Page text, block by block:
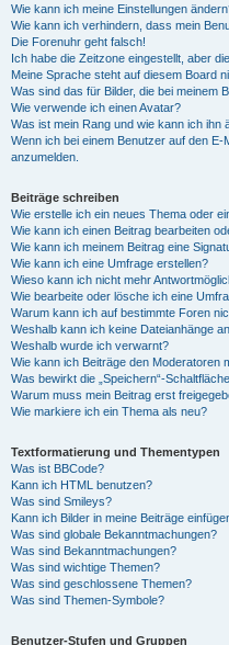
Wie kann ich meine Einstellungen
Wie kann ich verhindern, dass mein
Die Forenuhr geht falsch!
Ich habe die Zeitzone eingestellt, aber
Meine Sprache steht auf diesem Board
Was sind das für Bilder, die bei meinem
Wie verwende ich einen Avatar?
Was ist mein Rang und wie kann ich ihn
Wenn ich bei einem Benutzer auf den
anzumelden.
Beiträge schreiben
Wie erstelle ich ein neues Thema oder
Wie kann ich einen Beitrag bearbeiten
Wie kann ich meinem Beitrag eine
Wie kann ich eine Umfrage erstellen?
Wieso kann ich nicht mehr
Wie bearbeite oder lösche ich eine
Warum kann ich auf bestimmte Foren
Weshalb kann ich keine Dateianhänge
Weshalb wurde ich verwarnt?
Wie kann ich Beiträge den Moderatoren
Was bewirkt die „Speichern“-
Warum muss mein Beitrag erst
Wie markiere ich ein Thema als neu?
Textformatierung und Thementypen
Was ist BBCode?
Kann ich HTML benutzen?
Was sind Smileys?
Kann ich Bilder in meine Beiträge
Was sind globale Bekanntmachungen?
Was sind Bekanntmachungen?
Was sind wichtige Themen?
Was sind geschlossene Themen?
Was sind Themen-Symbole?
Benutzer-Stufen und Gruppen